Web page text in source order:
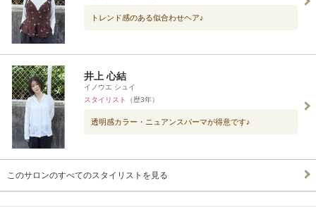
トレンド感のある似合わせヘア♪
井上 心結
イノウエ シュイ
スタイリスト
（歴3年）
透明感カラー・ニュアンスパーマが得意です♪
このサロンのすべてのスタイリストを見る